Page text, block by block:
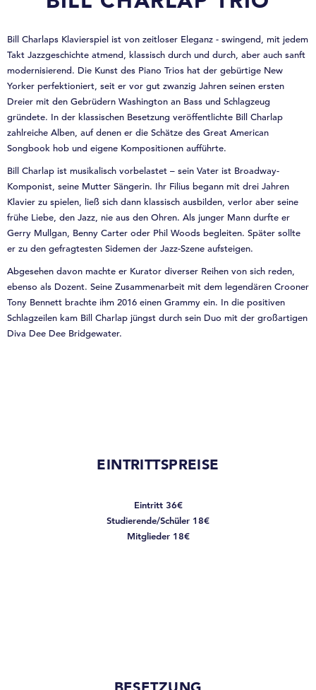
Bill Charlaps Klavierspiel ist von zeitloser Eleganz - swingend, mit jedem
Takt Jazzgeschichte atmend, klassisch durch und durch, aber auch sanft
modernisierend. Die Kunst des Piano Trios hat der gebürtige New
Yorker perfektioniert, seit er vor gut zwanzig Jahren seinen ersten
Dreier mit den Gebrüdern Washington an Bass und Schlagzeug
gründete. In der klassischen Besetzung veröffentlichte Bill Charlap
zahlreiche Alben, auf denen er die Schätze des Great American
Songbook hob und eigene Kompositionen aufführte.
Bill Charlap ist musikalisch vorbelastet – sein Vater ist Broadway-
Komponist, seine Mutter Sängerin. Ihr Filius begann mit drei Jahren
Klavier zu spielen, ließ sich dann klassisch ausbilden, verlor aber seine
frühe Liebe, den Jazz, nie aus den Ohren. Als junger Mann durfte er
Gerry Mullgan, Benny Carter oder Phil Woods begleiten. Später sollte
er zu den gefragtesten Sidemen der Jazz-Szene aufsteigen.
Abgesehen davon machte er Kurator diverser Reihen von sich reden,
ebenso als Dozent. Seine Zusammenarbeit mit dem legendären Crooner
Tony Bennett brachte ihm 2016 einen Grammy ein. In die positiven
Schlagzeilen kam Bill Charlap jüngst durch sein Duo mit der großartigen
Diva Dee Dee Bridgewater.
EINTRITTSPREISE
Eintritt 36€
Studierende/Schüler 18€
Mitglieder 18€